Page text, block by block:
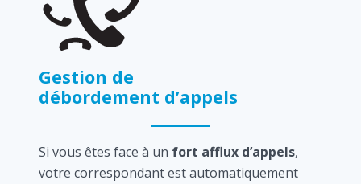
Gestion de
débordement d’appels
Si vous êtes face à un fort afflux d’appels,
votre correspondant est automatiquement